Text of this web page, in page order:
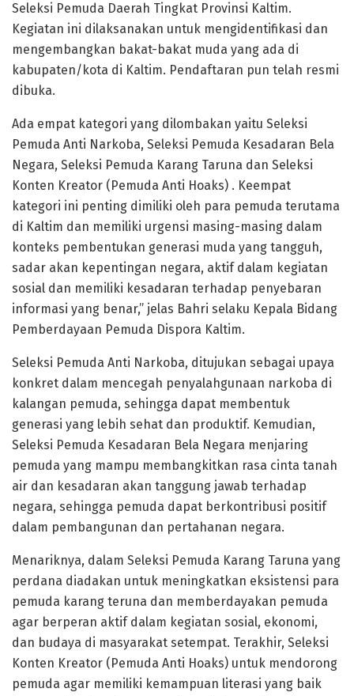
Seleksi Pemuda Daerah Tingkat Provinsi Kaltim.
Kegiatan ini dilaksanakan untuk mengidentifikasi dan
mengembangkan bakat-bakat muda yang ada di
kabupaten/kota di Kaltim. Pendaftaran pun telah resmi
dibuka.
Ada empat kategori yang dilombakan yaitu Seleksi
Pemuda Anti Narkoba, Seleksi Pemuda Kesadaran Bela
Negara, Seleksi Pemuda Karang Taruna dan Seleksi
Konten Kreator (Pemuda Anti Hoaks) . Keempat
kategori ini penting dimiliki oleh para pemuda terutama
di Kaltim dan memiliki urgensi masing-masing dalam
konteks pembentukan generasi muda yang tangguh,
sadar akan kepentingan negara, aktif dalam kegiatan
sosial dan memiliki kesadaran terhadap penyebaran
informasi yang benar,” jelas Bahri selaku Kepala Bidang
Pemberdayaan Pemuda Dispora Kaltim.
Seleksi Pemuda Anti Narkoba, ditujukan sebagai upaya
konkret dalam mencegah penyalahgunaan narkoba di
kalangan pemuda, sehingga dapat membentuk
generasi yang lebih sehat dan produktif. Kemudian,
Seleksi Pemuda Kesadaran Bela Negara menjaring
pemuda yang mampu membangkitkan rasa cinta tanah
air dan kesadaran akan tanggung jawab terhadap
negara, sehingga pemuda dapat berkontribusi positif
dalam pembangunan dan pertahanan negara.
Menariknya, dalam Seleksi Pemuda Karang Taruna yang
perdana diadakan untuk meningkatkan eksistensi para
pemuda karang teruna dan memberdayakan pemuda
agar berperan aktif dalam kegiatan sosial, ekonomi,
dan budaya di masyarakat setempat. Terakhir, Seleksi
Konten Kreator (Pemuda Anti Hoaks) untuk mendorong
pemuda agar memiliki kemampuan literasi yang baik